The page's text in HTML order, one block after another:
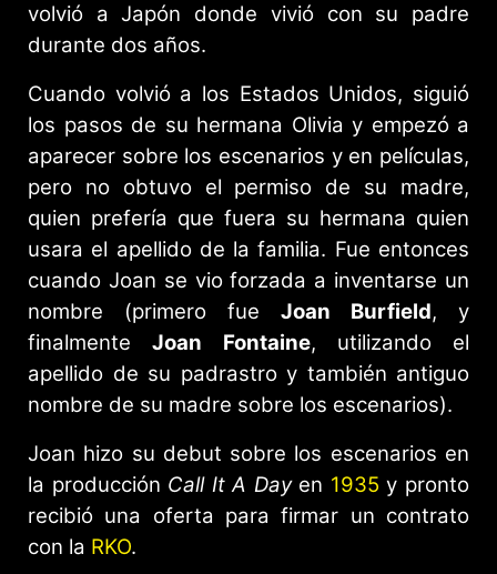
volvió a Japón donde vivió con su padre
durante dos años.
Cuando volvió a los Estados Unidos, siguió
los pasos de su hermana Olivia y empezó a
aparecer sobre los escenarios y en películas,
pero no obtuvo el permiso de su madre,
quien prefería que fuera su hermana quien
usara el apellido de la familia. Fue entonces
cuando Joan se vio forzada a inventarse un
nombre (primero fue Joan Burfield, y
finalmenteJoan Fontaine, utilizando el
apellido de su padrastro y también antiguo
nombre de su madre sobre los escenarios).
Joan hizo su debut sobre los escenarios en
la producción Call It A Dayen 1935 y pronto
recibió una oferta para firmar un contrato
con la RKO.